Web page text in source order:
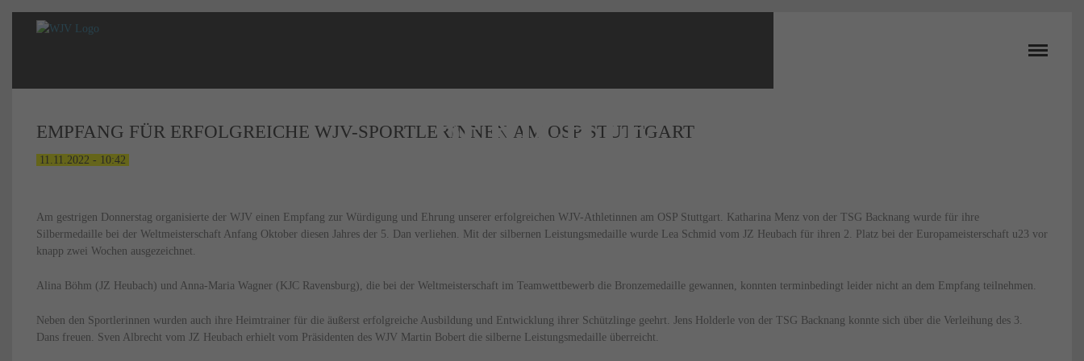
BERICHTE
EMPFANG FÜR ERFOLGREICHE WJV-SPORTLERINNEN AM OSP STUTTGART
11.11.2022 - 10:42
Am gestrigen Donnerstag organisierte der WJV einen Empfang zur Würdigung und Ehrung unserer erfolgreichen WJV-Athletinnen am OSP Stuttgart. Katharina Menz von der TSG Backnang wurde für ihre
Silbermedaille bei der Weltmeisterschaft Anfang Oktober diesen Jahres der 5. Dan verliehen. Mit der silbernen Leistungsmedaille wurde Lea Schmid vom JZ Heubach für ihren 2. Platz bei der Europameisterschaft u23 vor
knapp zwei Wochen ausgezeichnet.
Alina Böhm (JZ Heubach) und Anna-Maria Wagner (KJC Ravensburg), die bei der Weltmeisterschaft im Teamwettbewerb die Bronzemedaille gewannen, konnten terminbedingt leider nicht an dem Empfang teilnehmen.
Neben den Sportlerinnen wurden auch ihre Heimtrainer für die äußerst erfolgreiche Ausbildung und Entwicklung ihrer Schützlinge geehrt. Jens Holderle von der TSG Backnang konnte sich über die Verleihung des 3.
Dans freuen. Sven Albrecht vom JZ Heubach erhielt vom Präsidenten des WJV Martin Bobert die silberne Leistungsmedaille überreicht.